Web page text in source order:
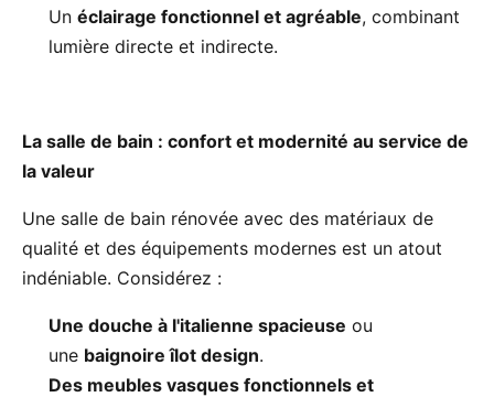
Un éclairage fonctionnel et agréable, combinant
lumière directe et indirecte.
La salle de bain : confort et modernité au service de
la valeur
Une salle de bain rénovée avec des matériaux de
qualité et des équipements modernes est un atout
indéniable. Considérez :
Une douche à l'italienne spacieuse ou
une baignoire îlot design.
Des meubles vasques fonctionnels et